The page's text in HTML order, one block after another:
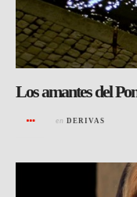
Los amantes del
en DERIVAS